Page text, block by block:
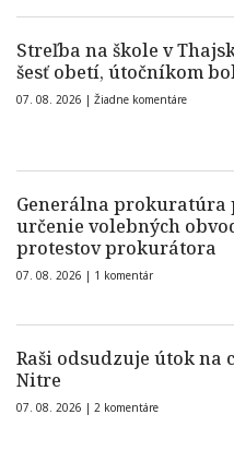
Streľba na škole v
šesť obetí, útočníkom
07. 08. 2026 | Žiadne komentáre
Generálna prokuratúra
určenie volebných
protestov prokurátora
07. 08. 2026 | 1 komentár
Raši odsudzuje útok na
Nitre
07. 08. 2026 | 2 komentáre